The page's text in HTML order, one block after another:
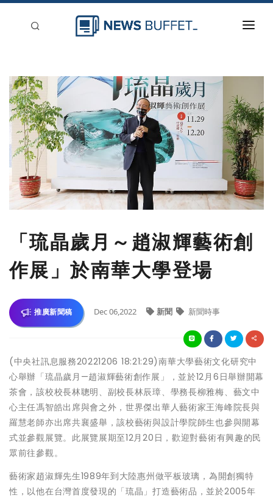
新聞稿分類
登入
刊登
「琉晶歲月～趙淑輝藝術創
作展」於南華大學登場
推廣新聞稿 Dec 06,2022 新聞 新聞時事
(中央社訊息服務20221206 18:21:29)南華大學藝術文化研究中
心舉辦「琉晶歲月—趙淑輝藝術創作展」，並於12月6日舉辦開幕
茶會，該校校長林聰明、副校長林辰璋、學務長柳雅梅、藝文中
心主任馮智皓出席與會之外，世界傑出華人藝術家王海峰院長與
羅慧老師亦出席共襄盛舉，該校藝術與設計學院師生也參與開幕
式並參觀展覽。此展覽展期至12月20日，歡迎對藝術有興趣的民
眾前往參觀。
藝術家趙淑輝先生1989年到大陸惠州做平板玻璃，為開創獨特
性，以他在台灣首度發現的「琉晶」打造藝術品，並於2005年